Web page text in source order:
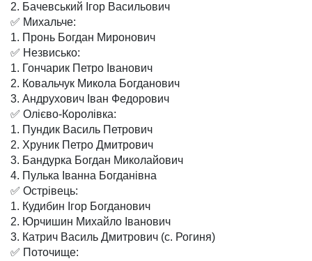
2. Бачевський Ігор Васильович
✅ Михальче:
1. Пронь Богдан Миронович
✅ Незвисько:
1. Гончарик Петро Іванович
2. Ковальчук Микола Богданович
3. Андрухович Іван Федорович
✅ Олієво-Королівка:
1. Пундик Василь Петрович
2. Хруник Петро Дмитрович
3. Бандурка Богдан Миколайович
4. Пулька Іванна Богданівна
✅ Острівець:
1. Кудибин Ігор Богданович
2. Юрчишин Михайло Іванович
3. Катрич Василь Дмитрович (с. Рогиня)
✅ Поточище: